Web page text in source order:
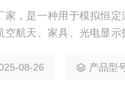
家，是一种用于模拟恒
空航天、家具、光电显
研单位等行业，对电器
08-26 产品型